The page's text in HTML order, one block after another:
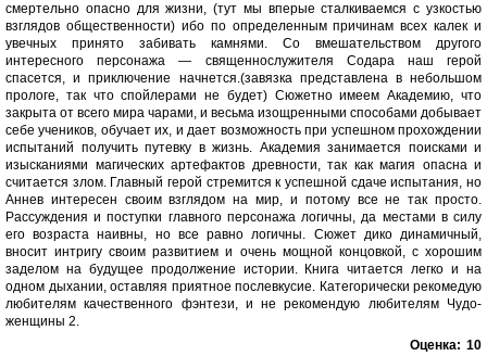
смертельно опасно для жизни, (тут мы вперые сталкиваемся с узкостью
взглядов общественности) ибо по определенным причинам всех калек и
увечных принято забивать камнями. Со вмешательством другого
интересного персонажа — священнослужителя Содара наш герой
спасется, и приключение начнется.(завязка представлена в небольшом
прологе, так что спойлерами не будет) Сюжетно имеем Академию, что
закрыта от всего мира чарами, и весьма изощренными способами добывает
себе учеников, обучает их, и дает возможность при успешном прохождении
испытаний получить путевку в жизнь. Академия занимается поисками и
изысканиями магических артефактов древности, так как магия опасна и
считается злом. Главный герой стремится к успешной сдаче испытания, но
Аннев интересен своим взглядом на мир, и потому все не так просто.
Рассуждения и поступки главного персонажа логичны, да местами в силу
его возраста наивны, но все равно логичны. Сюжет дико динамичный,
вносит интригу своим развитием и очень мощной концовкой, с хорошим
заделом на будущее продолжение истории. Книга читается легко и на
одном дыхании, оставляя приятное послевкусие. Категорически рекомедую
любителям качественного фэнтези, и не рекомендую любителям Чудо-
женщины 2.
Оценка: 10